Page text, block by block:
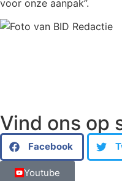
voor onze aanpak”.
Vind ons op
Facebook
Youtube